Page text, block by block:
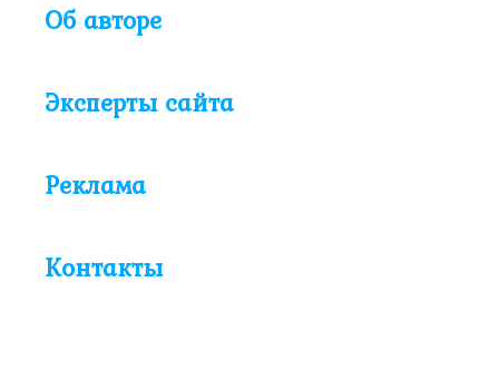
Об авторе
Эксперты сайта
Реклама
Контакты